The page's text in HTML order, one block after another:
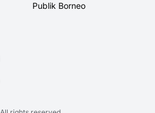
Publik Borneo